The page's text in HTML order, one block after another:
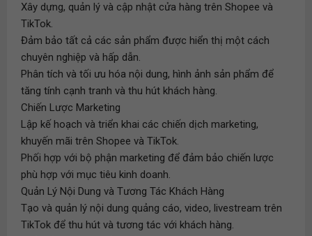
Xây dựng, quản lý và cập nhật cửa hàng trên Shopee và
TikTok.
Đảm bảo tất cả các sản phẩm được hiển thị một cách
chuyên nghiệp và hấp dẫn.
Phân tích và tối ưu hóa nội dung, hình ảnh sản phẩm để
tăng tính cạnh tranh và thu hút khách hàng.
Chiến Lược Marketing
Lập kế hoạch và triển khai các chiến dịch marketing,
khuyến mãi trên Shopee và TikTok.
Phối hợp với bộ phận marketing để đảm bảo chiến lược
phù hợp với mục tiêu kinh doanh.
Quản Lý Nội Dung và Tương Tác Khách Hàng
Tạo và quản lý nội dung quảng cáo, video, livestream trên
TikTok để thu hút và tương tác với khách hàng.